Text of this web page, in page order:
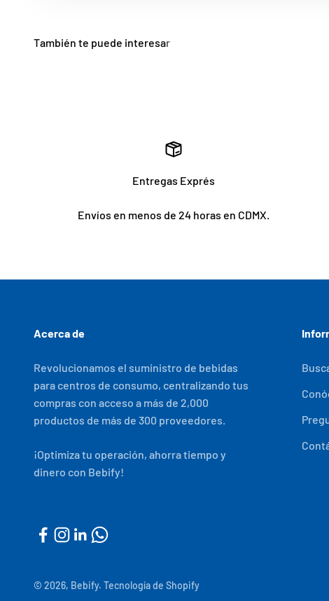
Entregas Exprés
Envíos en menos de 24 horas en CDMX.
Acerca de
Revolucionamos el suministro de bebidas
para centros de consumo, centralizando tus
compras con acceso a más de 2,000
productos de más de 300 proveedores.
¡Optimiza tu operación, ahorra tiempo y
dinero con Bebify!
© 2026, Bebify. Tecnología de Shopify